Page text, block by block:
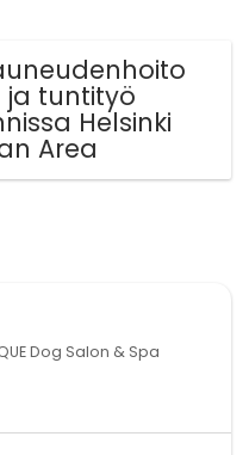
ja tuntityö
Helsinki
Area
Dog Salon & Spa